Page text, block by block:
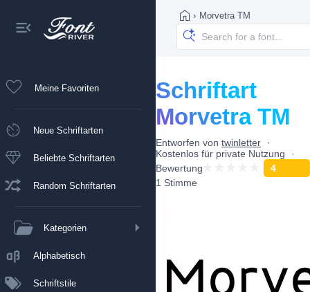
Meine Favoriten
Neue Schriftarten
Beliebte Schriftarten
Random Schriftarten
Kategorien
Alphabetisch
Schriftstile
› Morvetra TM
Schriftart
Morvetra TM
Entworfen von twinletter
Kostenlos für private Nutzung
Bewertung
4
1 Stimme